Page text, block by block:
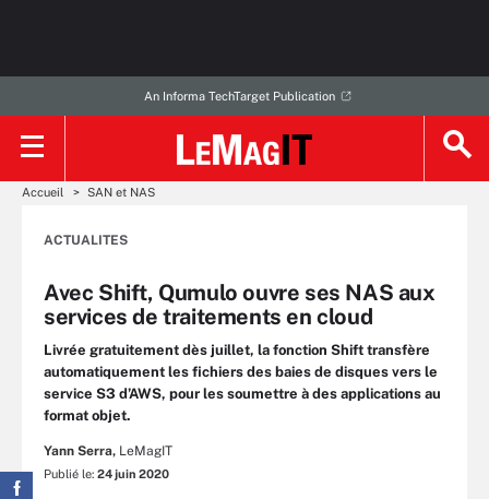
An Informa TechTarget Publication
Accueil SAN et NAS
ACTUALITES
Avec Shift, Qumulo ouvre ses NAS aux
services de traitements en cloud
Livrée gratuitement dès juillet, la fonction Shift transfère
automatiquement les fichiers des baies de disques vers le
service S3 d’AWS, pour les soumettre à des applications au
format objet.
Yann Serra, LeMagIT
Publié le: 24 juin 2020